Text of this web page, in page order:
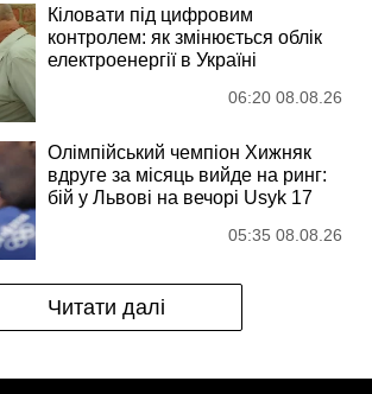
Кіловати під цифровим
контролем: як змінюється облік
електроенергії в Україні
06:20 08.08.26
Олімпійський чемпіон Хижняк
вдруге за місяць вийде на ринг:
бій у Львові на вечорі Usyk 17
05:35 08.08.26
Читати далі